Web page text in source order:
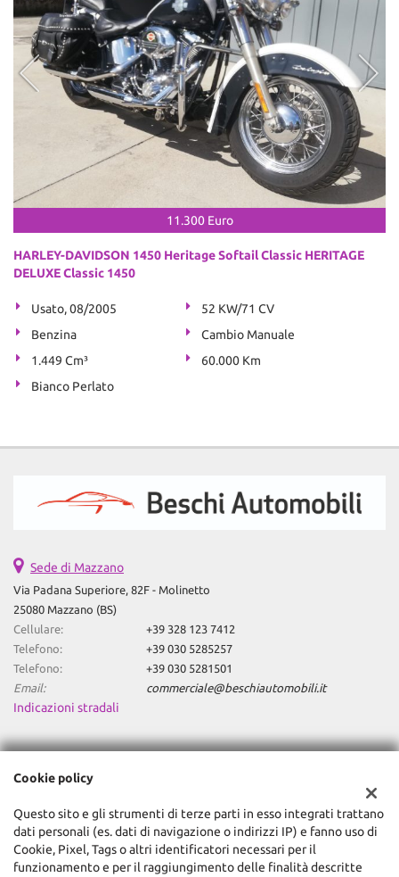
11.300 Euro
HARLEY-DAVIDSON 1450 Heritage Softail Classic HERITAGE
DELUXE Classic 1450
Usato, 08/2005
52 KW/71 CV
Benzina
Cambio Manuale
1.449 Cm³
60.000 Km
Bianco Perlato
Sede di Mazzano
Via Padana Superiore, 82F - Molinetto
25080 Mazzano (BS)
Cellulare:
+39 328 123 7412
Telefono:
+39 030 5285257
Telefono:
+39 030 5281501
Email:
commerciale@beschiautomobili.it
Indicazioni stradali
Dati fiscali:
Global Trade Srl
Via Machiavelli, 3, Mazzano (BS)
C.F/P.IVA:03474430984
Registro delle imprese:BS
Cookie policy
Questo sito e gli strumenti di terze parti in esso integrati trattano
dati personali (es. dati di navigazione o indirizzi IP) e fanno uso di
Cookie, Pixel, Tags o altri identificatori necessari per il
funzionamento e per il raggiungimento delle finalità descritte